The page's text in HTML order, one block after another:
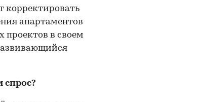
корректировать
апартаментов
проектов в своем
спрос?